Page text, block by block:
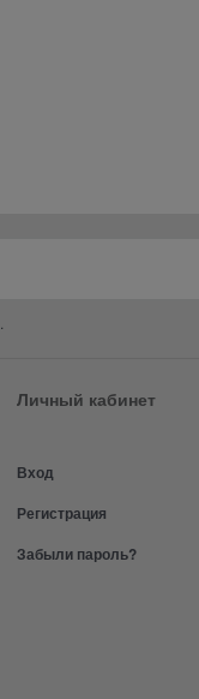
Личный кабинет
Вход
Регистрация
Забыли пароль?